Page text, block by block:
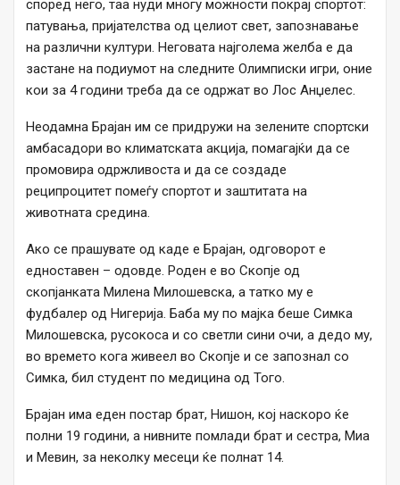
според него, таа нуди многу можности покрај спортот:
патувањa, пријателства од целиот свет, запознавање
на различни култури. Неговата најголема желба е да
застане на подиумот на следните Олимписки игри, оние
кои за 4 години треба да се одржат во Лос Анџелес.
Неодамна Брајан им се придружи на зелените спортски
амбасадори во климатската акција, помагајќи да се
промовира одржливоста и да се создаде
реципроцитет помеѓу спортот и заштитата на
животната средина.
Ако се прашувате од каде е Брајан, одговорот е
едноставен – одовде. Роден е во Скопје од
скопјанката Милена Милошевска, а татко му е
фудбалер од Нигерија. Баба му по мајка беше Симка
Милошевска, русокоса и со светли сини очи, а дедо му,
во времето кога живеел во Скопје и се запознал со
Симка, бил студент по медицина од Того.
Брајан има еден постар брат, Нишон, кој наскоро ќе
полни 19 години, а нивните помлади брат и сестра, Миа
и Мевин, за неколку месеци ќе полнат 14.